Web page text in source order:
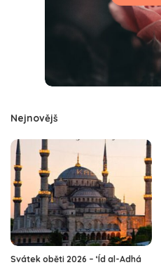
Nejnovějš
Svátek oběti 2026 – ‘Íd al-Adhá